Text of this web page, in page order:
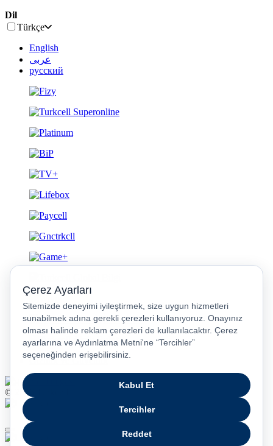
Dil
Türkçe
English
عربى
русский
Gizlilik ve Güvenlik
© 2026 Turkcell